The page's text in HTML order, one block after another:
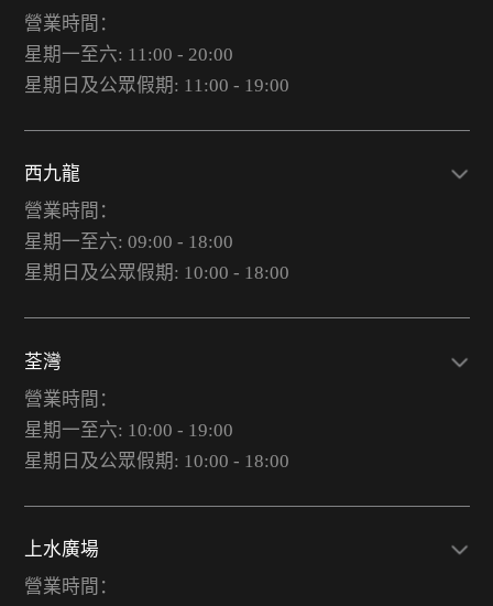
營業時間：
星期一至六: 11:00 - 20:00
星期日及公眾假期: 11:00 - 19:00
西九龍
營業時間：
星期一至六: 09:00 - 18:00
星期日及公眾假期: 10:00 - 18:00
荃灣
營業時間：
星期一至六: 10:00 - 19:00
星期日及公眾假期: 10:00 - 18:00
上水廣場
營業時間：